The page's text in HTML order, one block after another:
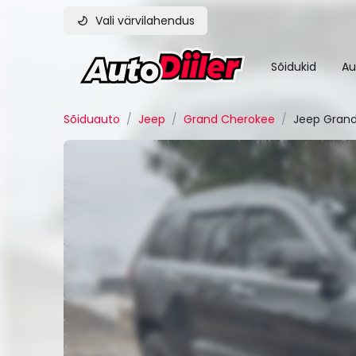
Vali värvilahendus
Sõidukid
Sõiduauto / Jeep / Grand Cherokee / Jeep